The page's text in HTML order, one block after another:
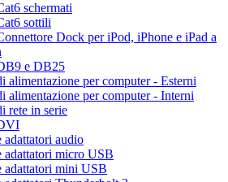
schermati
sottili
Dock per iPod, iPhone e iPad a
e DB25
alimentazione per computer - Esterni
alimentazione per computer - Interni
rete in serie
adattatori audio
adattatori micro USB
adattatori mini USB